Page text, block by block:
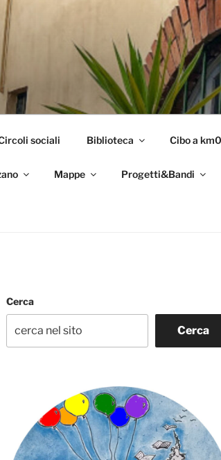
sociali Biblioteca Cibo a km0
Mappe Progetti&Bandi
Cerca
Cerca